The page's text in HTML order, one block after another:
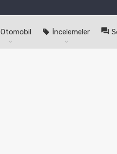
Otomobil İncelemeler